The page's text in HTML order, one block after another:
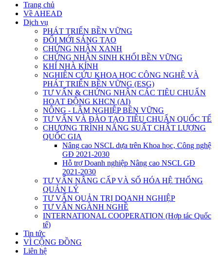
Trang chủ
Về AHEAD
Dịch vụ
PHÁT TRIỂN BỀN VỮNG
ĐỔI MỚI SÁNG TẠO
CHỨNG NHẬN XANH
CHỨNG NHẬN SINH KHỐI BỀN VỮNG
KHÍ NHÀ KÍNH
NGHIÊN CỨU KHOA HỌC CÔNG NGHỆ VÀ
PHÁT TRIỂN BỀN VỮNG (ESG)
TƯ VẤN & CHỨNG NHẬN CÁC TIÊU CHUẨN
HOẠT ĐỘNG KHCN (AI)
NÔNG - LÂM NGHIỆP BỀN VỮNG
TƯ VẤN VÀ ĐÀO TẠO TIÊU CHUẨN QUỐC TẾ
CHƯƠNG TRÌNH NĂNG SUẤT CHẤT LƯỢNG
QUỐC GIA
Nâng cao NSCL dựa trên Khoa học, Công nghệ
GĐ 2021-2030
Hỗ trợ Doanh nghiệp Nâng cao NSCL GĐ
2021-2030
TƯ VẤN NÂNG CẤP VÀ SỐ HÓA HỆ THỐNG
QUẢN LÝ
TƯ VẤN QUẢN TRỊ DOANH NGHIỆP
TƯ VẤN NGÀNH NGHỀ
INTERNATIONAL COOPERATION (Hợp tác Quốc
tế)
Tin tức
VÌ CỘNG ĐỒNG
Liên hệ